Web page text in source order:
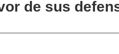
de sus